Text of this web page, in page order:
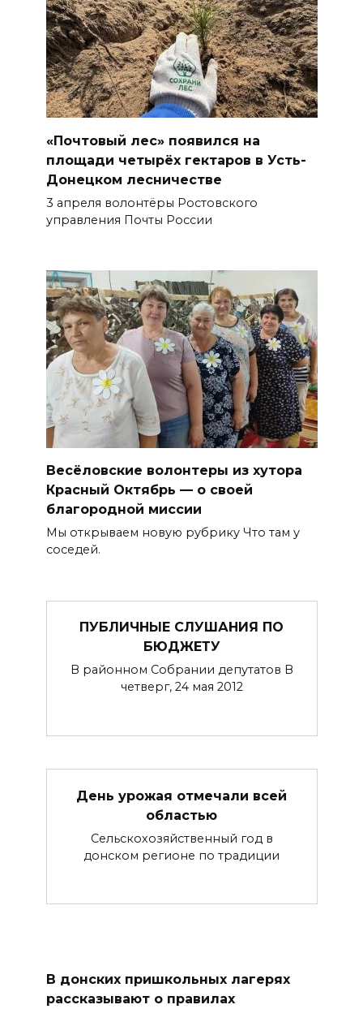
«Почтовый лес» появился на
площади четырёх гектаров в Усть-
Донецком лесничестве
3 апреля волонтёры Ростовского
управления Почты России
Весёловские волонтеры из хутора
Красный Октябрь — о своей
благородной миссии
Мы открываем новую рубрику Что там у
соседей.
ПУБЛИЧНЫЕ СЛУШАНИЯ ПО
БЮДЖЕТУ
В районном Собрании депутатов В
четверг, 24 мая 2012
День урожая отмечали всей
областью
Сельскохозяйственный год в
донском регионе по традиции
В донских пришкольных лагерях
рассказывают о правилах